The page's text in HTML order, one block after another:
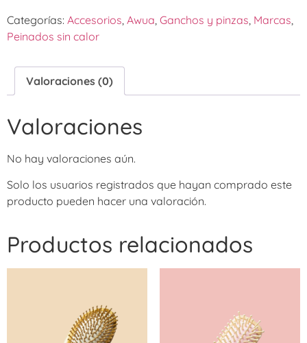
Categorías: Accesorios Awua Ganchos y pinzas Marcas
Peinados sin calor
Valoraciones (0)
Valoraciones
No hay valoraciones aún.
Solo los usuarios registrados que hayan comprado este
producto pueden hacer una valoración.
Productos relacionados